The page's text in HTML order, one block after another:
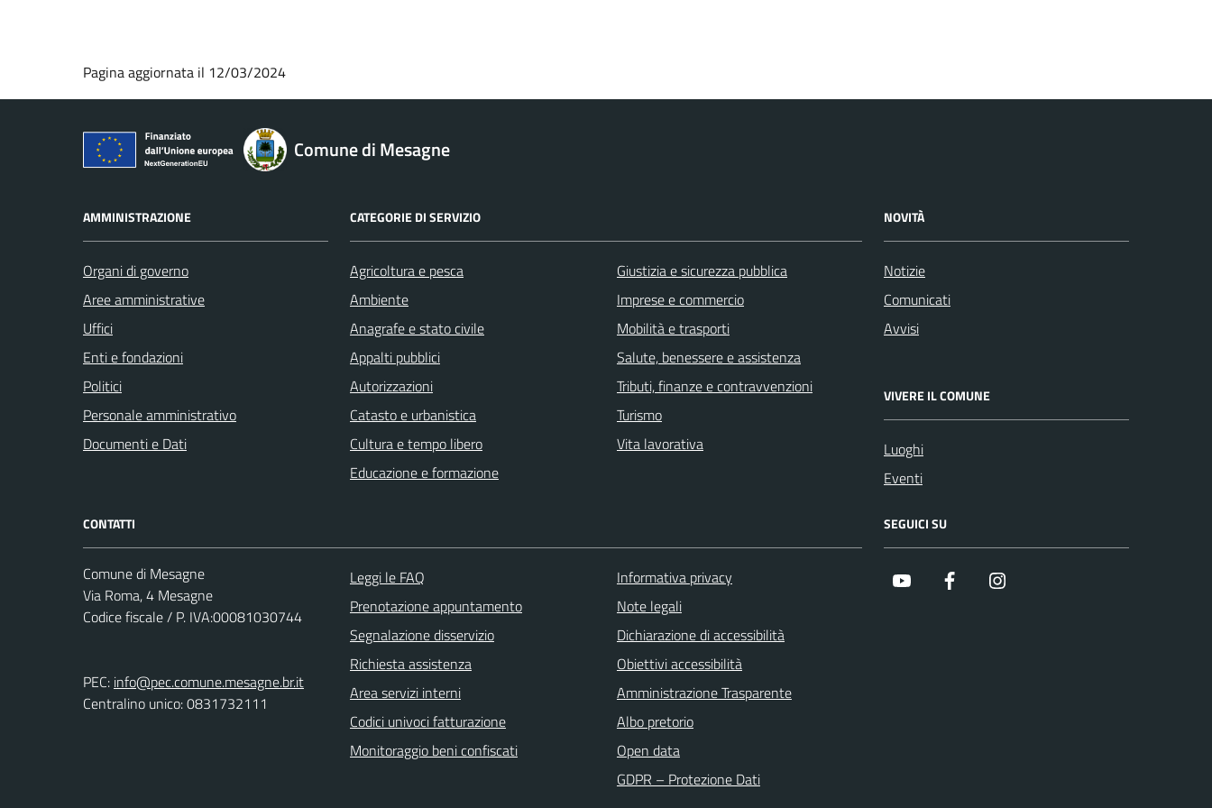
Pagina aggiornata il 12/03/2024
Comune di Mesagne
AMMINISTRAZIONE
Organi di governo
Aree amministrative
Uffici
Enti e fondazioni
Politici
Personale amministrativo
Documenti e Dati
CATEGORIE DI SERVIZIO
Agricoltura e pesca
Ambiente
Anagrafe e stato civile
Appalti pubblici
Autorizzazioni
Catasto e urbanistica
Cultura e tempo libero
Educazione e formazione
Giustizia e sicurezza pubblica
Imprese e commercio
Mobilità e trasporti
Salute, benessere e assistenza
Tributi, finanze e contravvenzioni
Turismo
Vita lavorativa
NOVITÀ
Notizie
Comunicati
Avvisi
VIVERE IL COMUNE
Luoghi
Eventi
CONTATTI
Comune di Mesagne
Via Roma, 4 Mesagne
Codice fiscale / P. IVA:00081030744
PEC: info@pec.comune.mesagne.br.it
Centralino unico: 0831732111
Leggi le FAQ
Prenotazione appuntamento
Segnalazione disservizio
Richiesta assistenza
Area servizi interni
Codici univoci fatturazione
Monitoraggio beni confiscati
Informativa privacy
Note legali
Dichiarazione di accessibilità
Obiettivi accessibilità
Amministrazione Trasparente
Albo pretorio
Open data
GDPR – Protezione Dati
SEGUICI SU
Youtube Facebook